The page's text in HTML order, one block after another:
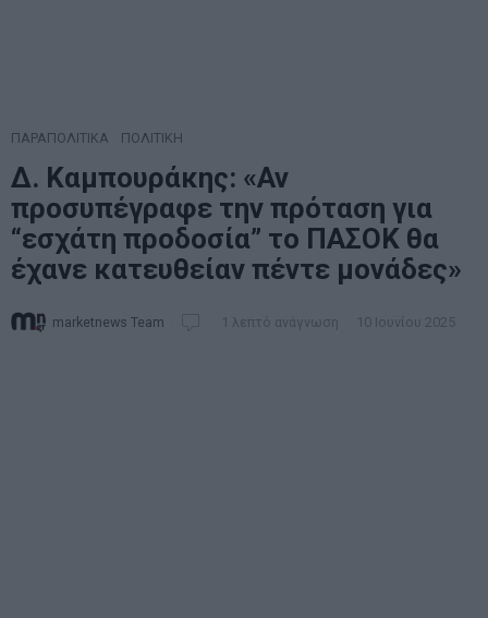
ΠΑΡΑΠΟΛΙΤΙΚΑ ΠΟΛΙΤΙΚΗ
Δ. Καμπουράκης: «Αν
προσυπέγραφε την πρόταση για
“εσχάτη προδοσία” το ΠΑΣΟΚ θα
έχανε κατευθείαν πέντε μονάδες»
marketnews Team 1 λεπτό ανάγνωση 10 Ιουνίου 2025